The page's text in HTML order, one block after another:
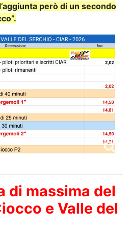
però di un secondo
di massima del
e Valle del